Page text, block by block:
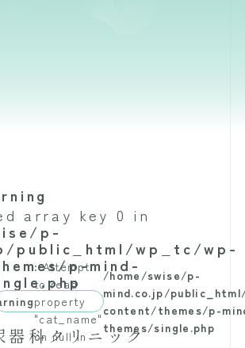
array key 0 in
p-
public_html/wp_tc/wp-
p-mind-
: Attempt
to read
property
"cat_name"
on null in
/home/swise/p-
mind.co.jp/
content/themes/p-
themes/single.php
器科クリニック